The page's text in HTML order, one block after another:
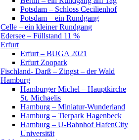
Potsdam – Schloss Cecilienhof
Potsdam – ein Rundgang
Celle – ein kleiner Rundgang
Edersee – Füllstand 11 %
Erfurt
Erfurt – BUGA 2021
Erfurt Zoopark
Fischland- Darß – Zingst – der Wald
Hamburg
Hamburger Michel – Hauptkirche
St. Michaelis
Hamburg – Miniatur-Wunderland
Hamburg – Tierpark Hagenbeck
Hamburg – U-Bahnhof HafenCity
Universität